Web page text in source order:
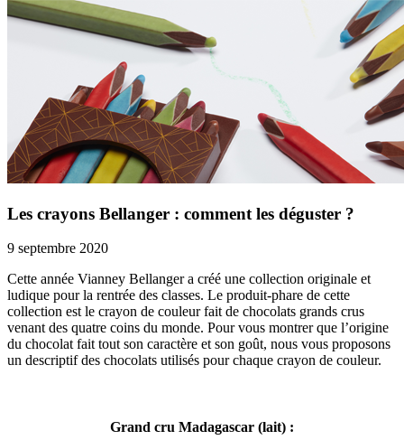
Les crayons Bellanger : comment les déguster ?
9 septembre 2020
Cette année Vianney Bellanger a créé une collection originale et
ludique pour la rentrée des classes. Le produit-phare de cette
collection est le crayon de couleur fait de chocolats grands crus
venant des quatre coins du monde. Pour vous montrer que l’origine
du chocolat fait tout son caractère et son goût, nous vous proposons
un descriptif des chocolats utilisés pour chaque crayon de couleur.
Grand cru Madagascar (lait) :